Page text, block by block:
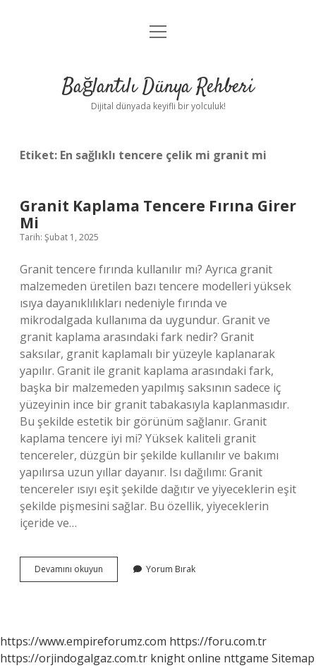
Anasayfa
Yasal Uyarı
menüyü
Bağlantılı Dünya Rehberi
Dijital dünyada keyifli bir yolculuk!
Etiket: En sağlıklı tencere çelik mi granit mi
Granit Kaplama Tencere Fırına Girer
Mi
Tarih: Şubat 1, 2025
Granit tencere fırında kullanılır mı? Ayrıca granit
malzemeden üretilen bazı tencere modelleri yüksek
ısıya dayanıklılıkları nedeniyle fırında ve
mikrodalgada kullanıma da uygundur. Granit ve
granit kaplama arasındaki fark nedir? Granit
saksılar, granit kaplamalı bir yüzeyle kaplanarak
yapılır. Granit ile granit kaplama arasındaki fark,
başka bir malzemeden yapılmış saksının sadece iç
yüzeyinin ince bir granit tabakasıyla kaplanmasıdır.
Bu şekilde estetik bir görünüm sağlanır. Granit
kaplama tencere iyi mi? Yüksek kaliteli granit
tencereler, düzgün bir şekilde kullanılır ve bakımı
yapılırsa uzun yıllar dayanır. Isı dağılımı: Granit
tencereler ısıyı eşit şekilde dağıtır ve yiyeceklerin eşit
şekilde pişmesini sağlar. Bu özellik, yiyeceklerin
içeride ve…
Devamını okuyun
Kaplama
Yorum Bırak
https://www.empireforumz.com https://foru.com.tr
https://orjindogalgaz.com.tr knight online nttgame Sitemap